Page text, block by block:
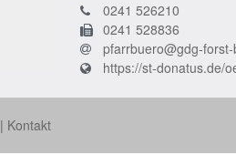
0241 526210
0241 528836
pfarrbuero@gdg-
https://st-donatus.de/
Kontakt